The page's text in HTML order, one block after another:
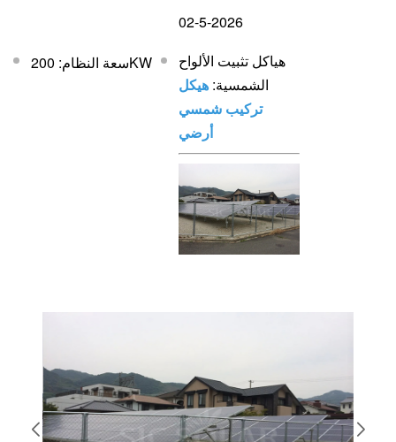
2026-5-02
سعة النظام: 200KW
هياكل تثبيت الألواح
الشمسية: هيكل
تركيب شمسي
أرضي